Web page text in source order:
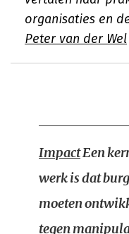
organisaties en
Peter van der Wel
ImpactEen
werk is dat
moeten
tegen